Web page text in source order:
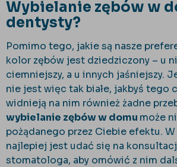
Wybielanie zębów w
dentysty?
Pomimo tego, jakie są nasze
kolor zębów jest dziedziczony – u
ciemniejszy, a u innych jaśniejszy.
nie jest więc tak białe, jakbyś tego
widnieją na nim również żadne
wybielanie zębów w domu może
pożądanego przez Ciebie efektu.
najlepiej jest udać się na
stomatologa, aby omówić z nim